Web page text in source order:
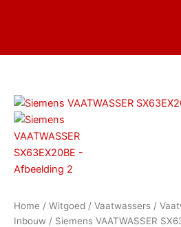
inhoud
Home / Witgoed / Vaatwassers /
Inbouw / Siemens VAATWASSER
Siemens
VAATWASSER
aantal